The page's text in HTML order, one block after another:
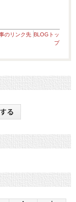
のリンク先 BLOGトッ
プ